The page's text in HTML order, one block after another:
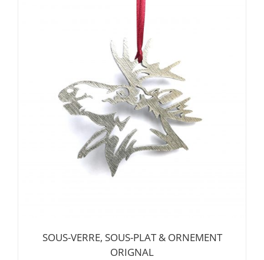
SOUS-VERRE, SOUS-PLAT & ORNEMENT
ORIGNAL